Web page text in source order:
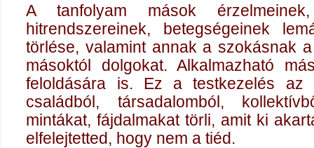
A tanfolyam mások
hitrendszereinek, betegségeinek
törlése, valamint annak a szokásnak
másoktól dolgokat. Alkalmazható
feloldására is. Ez a testkezelés az
családból, társadalomból,
mintákat, fájdalmakat törli, amit ki
elfelejtetted, hogy nem a tiéd.